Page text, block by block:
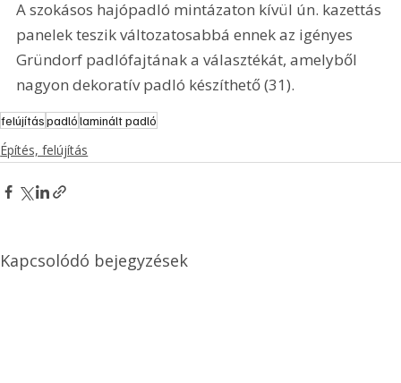
A szokásos hajópadló mintázaton kívül ún. kazettás
panelek teszik változatosabbá ennek az igényes
Gründorf padlófajtának a választékát, amelyből
nagyon dekoratív padló készíthető (31).
felújításpadlólaminált padló
Építés, felújítás
Kapcsolódó bejegyzések